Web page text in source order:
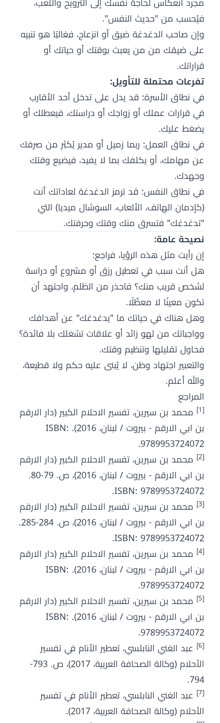
فيُحسب من "حديث النفس".
وإن صاحب الدغدغة ضيق أو انزعاج، فغالبًا هو تنبيه
على ضيقك من من يعبث بوقتك أو حياتك أو
قراراتك.
تفرعات محتملة للتأويل:
في نطاق الأسرة: قد يدل على تدخل أحد الأقارب
في قرارات عملك أو زواجك أو دراستك، فيعطلك أو
يضغط عليك.
في نطاق العمل: ربما زميل أو مدير يُكثِر من صرفك
عن مهامك، أو يكلفك بما لا يفيد، فيضيع وقتك
وجهدك.
في نطاق النفس: قد ترمز الدغدغة لعاداتك أنت
(كإدمان الهاتف، الألعاب، السوشال ميديا) التي
"تدغدغك" فتسرق منك وقتك وحرفتك.
نصيحة عامة:
إن رأيت مثل هذه الرؤيا، فراجع:
هل أنت سبب في تعطيل رزق أو مشروع أو دراسة
لشخص قريب منك؟ فاحذر من الظلم، واجتهد أن
تكون معينًا لا معطِّلًا.
وهل هناك في حياتك ما "يدغدغك" عن أهدافك
وواجباتك من لهو زائد أو علاقات تشغلك بلا فائدة؟
فحاول تقليلها وتنظيم وقتك.
والتعبير اجتهاد وظن، لا يُبنى عليه حكم ولا قطيعة،
والله أعلم.
المراجع
[1]
محمد بن سيرين، تفسير الاحلام الكبير (دار الارقم
بن ابي الارقم - بيروت / لبنان، 2016). ISBN:
9789953724072.
[2]
محمد بن سيرين، تفسير الاحلام الكبير (دار الارقم
بن ابي الارقم - بيروت / لبنان، 2016)، ص. 79-80.
ISBN: 9789953724072.
[3]
محمد بن سيرين، تفسير الاحلام الكبير (دار الارقم
بن ابي الارقم - بيروت / لبنان، 2016)، ص. 284-285.
ISBN: 9789953724072.
[4]
محمد بن سيرين، تفسير الاحلام الكبير (دار الارقم
بن ابي الارقم - بيروت / لبنان، 2016). ISBN:
9789953724072.
[5]
محمد بن سيرين، تفسير الاحلام الكبير (دار الارقم
بن ابي الارقم - بيروت / لبنان، 2016). ISBN:
9789953724072.
[6]
عبد الغني النابلسي، تعطير الأنام في تفسير
الأحلام (وكالة الصحافة العربية، 2017)، ص. 793-
794.
[7]
عبد الغني النابلسي، تعطير الأنام في تفسير
الأحلام (وكالة الصحافة العربية، 2017).